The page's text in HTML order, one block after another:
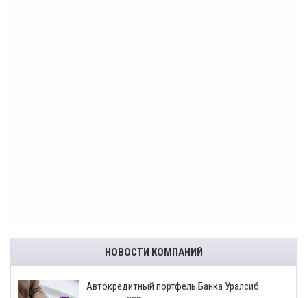
НОВОСТИ КОМПАНИЙ
​Автокредитный портфель Банка Уралсиб